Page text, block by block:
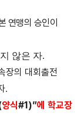
연맹의 승인이
않은 자.
장의 대회출전
.
양식#1)”에 학교장